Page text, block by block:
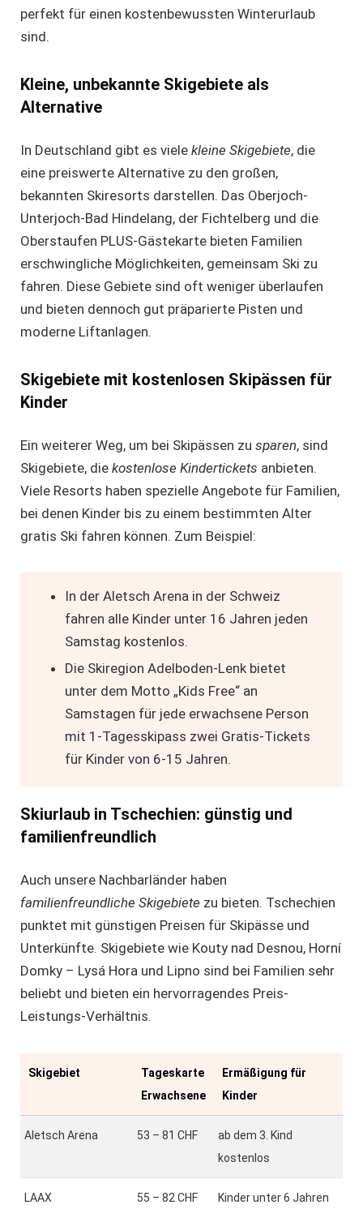
perfekt für einen kostenbewussten Winterurlaub
sind.
Kleine, unbekannte Skigebiete als
Alternative
In Deutschland gibt es viele kleine Skigebiete, die
eine preiswerte Alternative zu den großen,
bekannten Skiresorts darstellen. Das Oberjoch-
Unterjoch-Bad Hindelang, der Fichtelberg und die
Oberstaufen PLUS-Gästekarte bieten Familien
erschwingliche Möglichkeiten, gemeinsam Ski zu
fahren. Diese Gebiete sind oft weniger überlaufen
und bieten dennoch gut präparierte Pisten und
moderne Liftanlagen.
Skigebiete mit kostenlosen Skipässen für
Kinder
Ein weiterer Weg, um bei Skipässen zu sparen, sind
Skigebiete, die kostenlose Kindertickets anbieten.
Viele Resorts haben spezielle Angebote für Familien,
bei denen Kinder bis zu einem bestimmten Alter
gratis Ski fahren können. Zum Beispiel:
In der Aletsch Arena in der Schweiz
fahren alle Kinder unter 16 Jahren jeden
Samstag kostenlos.
Die Skiregion Adelboden-Lenk bietet
unter dem Motto „Kids Free“ an
Samstagen für jede erwachsene Person
mit 1-Tagesskipass zwei Gratis-Tickets
für Kinder von 6-15 Jahren.
Skiurlaub in Tschechien: günstig und
familienfreundlich
Auch unsere Nachbarländer haben
familienfreundliche Skigebiete zu bieten. Tschechien
punktet mit günstigen Preisen für Skipässe und
Unterkünfte. Skigebiete wie Kouty nad Desnou, Horní
Domky – Lysá Hora und Lipno sind bei Familien sehr
beliebt und bieten ein hervorragendes Preis-
Leistungs-Verhältnis.
Skigebiet
Tageskarte
Erwachsene
Ermäßigung für
Kinder
Aletsch Arena 53 – 81 CHF
ab dem 3. Kind
kostenlos
LAAX 55 – 82 CHF Kinder unter 6 Jahren